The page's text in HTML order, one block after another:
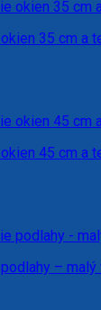
okien 35 cm a
okien 45 cm a
–